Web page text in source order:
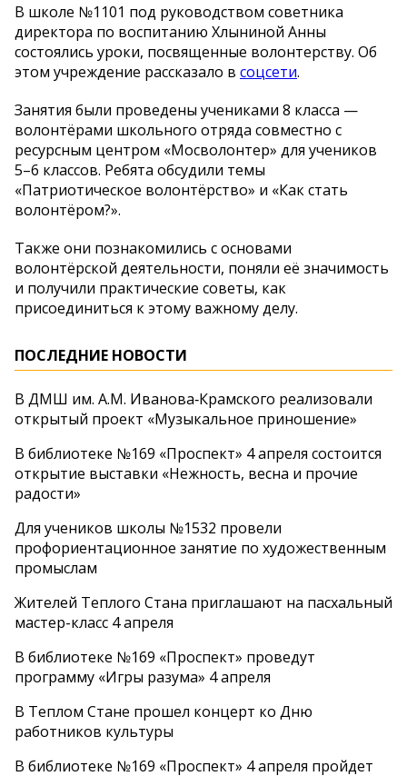
В школе №1101 под руководством советника
директора по воспитанию Хлыниной Анны
состоялись уроки, посвященные волонтерству. Об
этом учреждение рассказало в соцсети.
Занятия были проведены учениками 8 класса —
волонтёрами школьного отряда совместно с
ресурсным центром «Мосволонтер» для учеников
5–6 классов. Ребята обсудили темы
«Патриотическое волонтёрство» и «Как стать
волонтёром?».
Также они познакомились с основами
волонтёрской деятельности, поняли её значимость
и получили практические советы, как
присоединиться к этому важному делу.
ПОСЛЕДНИЕ НОВОСТИ
В ДМШ им. А.М. Иванова‑Крамского реализовали
открытый проект «Музыкальное приношение»
В библиотеке №169 «Проспект» 4 апреля состоится
открытие выставки «Нежность, весна и прочие
радости»
Для учеников школы №1532 провели
профориентационное занятие по художественным
промыслам
Жителей Теплого Стана приглашают на пасхальный
мастер-класс 4 апреля
В библиотеке №169 «Проспект» проведут
программу «Игры разума» 4 апреля
В Теплом Стане прошел концерт ко Дню
работников культуры
В библиотеке №169 «Проспект» 4 апреля пройдет